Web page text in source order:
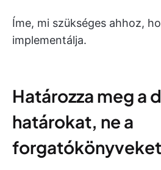
Íme, mi szükséges ahhoz,
implementálja.
Határozza meg a
határokat, ne a
forgatókönyveket